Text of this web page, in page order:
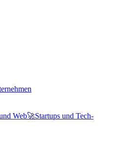
Web🚀Startups und Tech-